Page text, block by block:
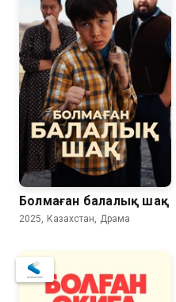
Болмаған балалық шақ
2025, Казахстан, Драма